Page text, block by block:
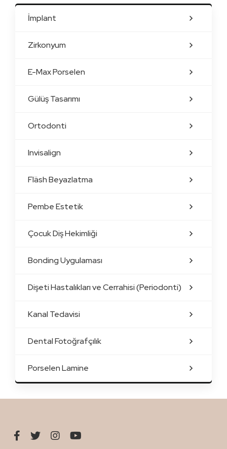
İmplant
Zirkonyum
E-Max Porselen
Gülüş Tasarımı
Ortodonti
Invisalign
Fläsh Beyazlatma
Pembe Estetik
Çocuk Diş Hekimliği
Bonding Uygulaması
Dişeti Hastalıkları ve Cerrahisi (Periodonti)
Kanal Tedavisi
Dental Fotoğrafçılık
Porselen Lamine